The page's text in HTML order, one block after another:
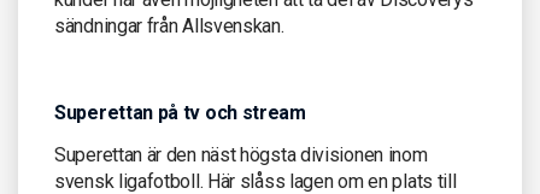
sändningar från Allsvenskan.
Superettan på tv och stream
Superettan är den näst högsta divisionen inom
svensk ligafotboll. Här slåss lagen om en plats till